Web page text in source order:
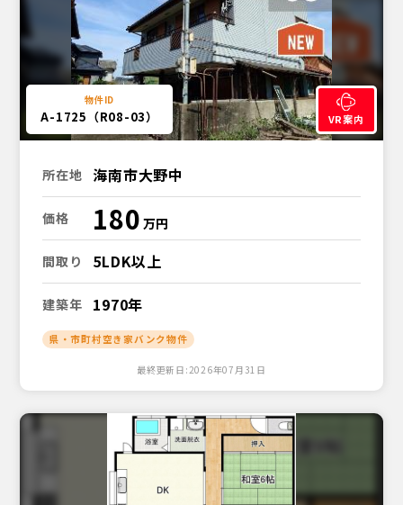
A-1725（R08-03） VR案内
所在地 海南市大野中
価格 180
間取り 5LDK以上
建築年 1970年
県・市町村空き家バンク物件
最終更新日:2026年07月31日